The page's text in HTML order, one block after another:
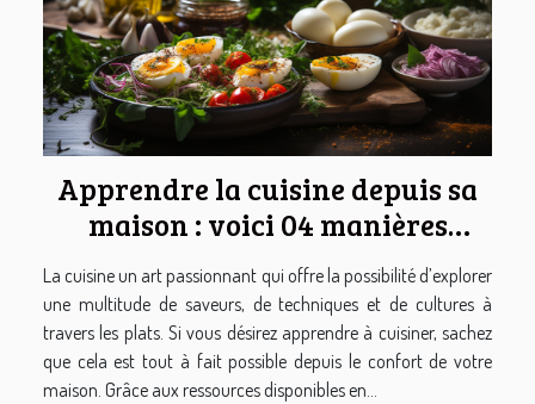
Apprendre la cuisine depuis sa
maison : voici 04 manières
possibles
La cuisine un art passionnant qui offre la possibilité d’explorer
une multitude de saveurs, de techniques et de cultures à
travers les plats. Si vous désirez apprendre à cuisiner, sachez
que cela est tout à fait possible depuis le confort de votre
maison. Grâce aux ressources disponibles en...